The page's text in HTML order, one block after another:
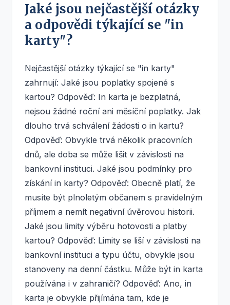
Jaké jsou nejčastější otázky
a odpovědi týkající se "in
karty"?
Nejčastější otázky týkající se "in karty"
zahrnují: Jaké jsou poplatky spojené s
kartou? Odpověď: In karta je bezplatná,
nejsou žádné roční ani měsíční poplatky. Jak
dlouho trvá schválení žádosti o in kartu?
Odpověď: Obvykle trvá několik pracovních
dnů, ale doba se může lišit v závislosti na
bankovní instituci. Jaké jsou podmínky pro
získání in karty? Odpověď: Obecně platí, že
musíte být plnoletým občanem s pravidelným
příjmem a nemít negativní úvěrovou historii.
Jaké jsou limity výběru hotovosti a platby
kartou? Odpověď: Limity se liší v závislosti na
bankovní instituci a typu účtu, obvykle jsou
stanoveny na denní částku. Může být in karta
používána i v zahraničí? Odpověď: Ano, in
karta je obvykle přijímána tam, kde je